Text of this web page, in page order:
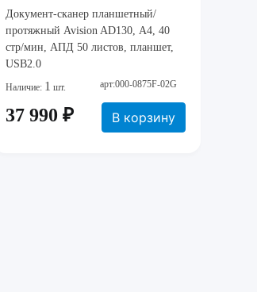
Документ-сканер планшетный/
протяжный Avision AD130, А4, 40
стр/мин, АПД 50 листов, планшет,
USB2.0
Наличие: 1 шт. арт:000-0875F-02G
37 990 ₽ В корзину